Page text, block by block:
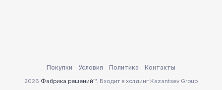
2026 Фабрика решений™. Входит в холдинг Kazantsev Group
Покупки Условия Политика Контакты